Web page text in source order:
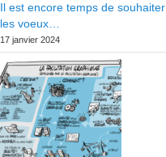
Il est encore temps de souhaiter
les voeux…
17 janvier 2024